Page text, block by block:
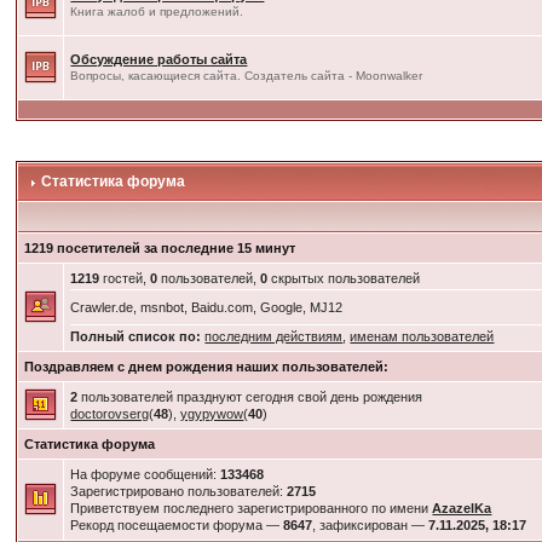
Книга жалоб и предложений.
Обсуждение работы сайта
Вопросы, касающиеся сайта. Создатель сайта - Moonwalker
Статистика форума
1219 посетителей за последние 15 минут
1219 гостей,0 пользователей,0 скрытых пользователей
Crawler.de, msnbot, Baidu.com, Google, MJ12
Полный список по: последним действиям ,именам пользователей
Поздравляем с днем рождения наших пользователей:
2 пользователей празднуют сегодня свой день рождения
doctorovserg(48),ygypywow(40)
Статистика форума
На форуме сообщений:133468
Зарегистрировано пользователей:2715
Приветствуем последнего зарегистрированного по имениAzazelKa
Рекорд посещаемости форума —8647 , зафиксирован —7.11.2025, 18:17